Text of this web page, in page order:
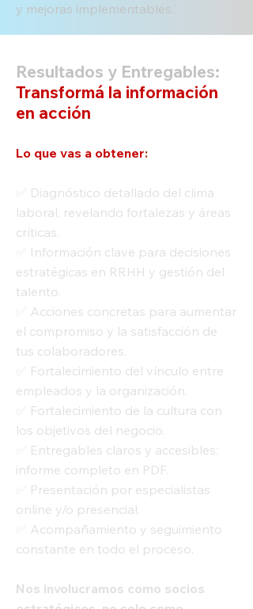
y mejoras implementables.
Resultados y Entregables:
Transformá la información
en acción
Lo que vas a obtener:
✅ Diagnóstico detallado del clima
laboral, revelando fortalezas y áreas
críticas.
✅ Información clave para decisiones
estratégicas en RRHH y gestión del
talento.
✅ Acciones concretas para aumentar
el compromiso y la satisfacción de
tus colaboradores.
✅ Fortalecimiento del vínculo entre
empleados y la organización.
✅ Fortalecimiento de la cultura con
los objetivos del negocio.
✅ Entregables claros y accesibles:
informe completo en PDF.
✅ Presentación por especialistas
online y/o presencial.
✅ Acompañamiento y seguimiento
constante en todo el proceso.
Nos involucramos como socios